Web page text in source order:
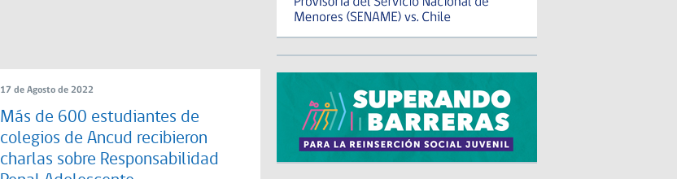
17 de Agosto de 2022
Más de 600 estudiantes de
colegios de Ancud recibieron
charlas sobre Responsabilidad